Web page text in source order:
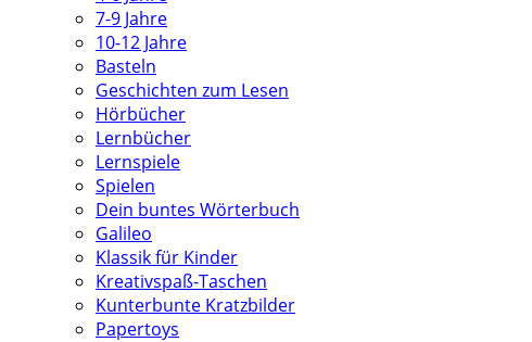
7-9 Jahre
10-12 Jahre
Basteln
Geschichten zum Lesen
Hörbücher
Lernbücher
Lernspiele
Spielen
Dein buntes Wörterbuch
Galileo
Klassik für Kinder
Kreativspaß-Taschen
Kunterbunte Kratzbilder
Papertoys